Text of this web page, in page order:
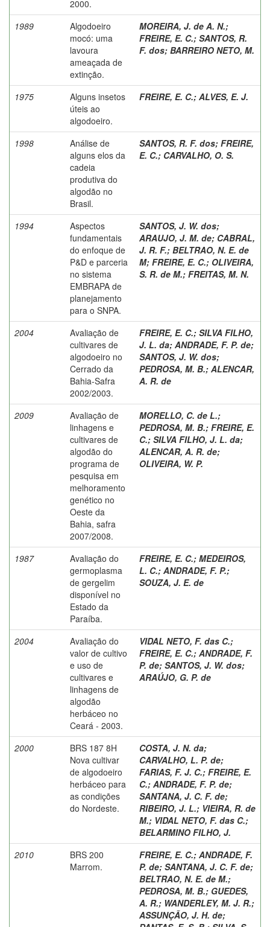
2000.
1989
Algodoeiro
mocó: uma
lavoura
ameaçada de
extinção.
MOREIRA, J. de A. N.;
FREIRE, E. C.; SANTOS, R.
F. dos; BARREIRO NETO, M.
1975
Alguns insetos
úteis ao
algodoeiro.
FREIRE, E. C.; ALVES, E. J.
1998
Análise de
alguns elos da
cadeia
produtiva do
algodão no
Brasil.
SANTOS, R. F. dos; FREIRE,
E. C.; CARVALHO, O. S.
1994
Aspectos
fundamentais
do enfoque de
P&D e parceria
no sistema
EMBRAPA de
planejamento
para o SNPA.
SANTOS, J. W. dos;
ARAUJO, J. M. de; CABRAL,
J. R. F.; BELTRAO, N. E. de
M; FREIRE, E. C.; OLIVEIRA,
S. R. de M.; FREITAS, M. N.
2004
Avaliação de
cultivares de
algodoeiro no
Cerrado da
Bahia-Safra
2002/2003.
FREIRE, E. C.; SILVA FILHO,
J. L. da; ANDRADE, F. P. de;
SANTOS, J. W. dos;
PEDROSA, M. B.; ALENCAR,
A. R. de
2009
Avaliação de
linhagens e
cultivares de
algodão do
programa de
pesquisa em
melhoramento
genético no
Oeste da
Bahia, safra
2007/2008.
MORELLO, C. de L.;
PEDROSA, M. B.; FREIRE, E.
C.; SILVA FILHO, J. L. da;
ALENCAR, A. R. de;
OLIVEIRA, W. P.
1987
Avaliação do
germoplasma
de gergelim
disponível no
Estado da
Paraíba.
FREIRE, E. C.; MEDEIROS,
L. C.; ANDRADE, F. P.;
SOUZA, J. E. de
2004
Avaliação do
valor de cultivo
e uso de
cultivares e
linhagens de
algodão
herbáceo no
Ceará - 2003.
VIDAL NETO, F. das C.;
FREIRE, E. C.; ANDRADE, F.
P. de; SANTOS, J. W. dos;
ARAÚJO, G. P. de
2000
BRS 187 8H
Nova cultivar
de algodoeiro
herbáceo para
as condições
do Nordeste.
COSTA, J. N. da;
CARVALHO, L. P. de;
FARIAS, F. J. C.; FREIRE, E.
C.; ANDRADE, F. P. de;
SANTANA, J. C. F. de;
RIBEIRO, J. L.; VIEIRA, R. de
M.; VIDAL NETO, F. das C.;
BELARMINO FILHO, J.
2010
BRS 200
Marrom.
FREIRE, E. C.; ANDRADE, F.
P. de; SANTANA, J. C. F. de;
BELTRAO, N. E. de M.;
PEDROSA, M. B.; GUEDES,
A. R.; WANDERLEY, M. J. R.;
ASSUNÇÃO, J. H. de;